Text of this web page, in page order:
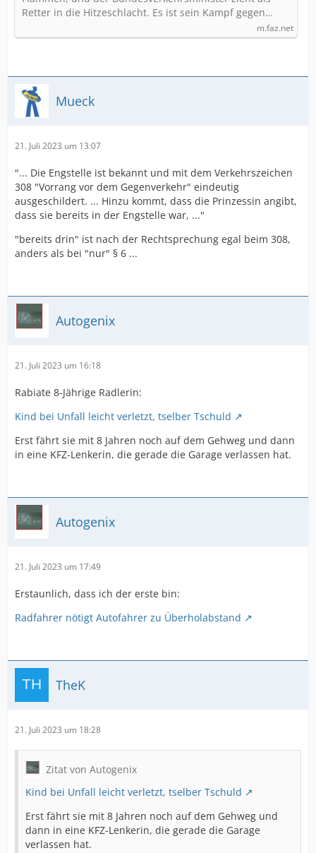
Retter in die Hitzeschlacht. Es ist sein Kampf gegen…
m.faz.net
Mueck
21. Juli 2023 um 13:07
"... Die Engstelle ist bekannt und mit dem Verkehrszeichen
308 "Vorrang vor dem Gegenverkehr" eindeutig
ausgeschildert. ... Hinzu kommt, dass die Prinzessin angibt,
dass sie bereits in der Engstelle war, ..."
"bereits drin" ist nach der Rechtsprechung egal beim 308,
anders als bei "nur" § 6 ...
Autogenix
21. Juli 2023 um 16:18
Rabiate 8-Jährige Radlerin:
Kind bei Unfall leicht verletzt, tselber Tschuld
Erst fährt sie mit 8 Jahren noch auf dem Gehweg und dann
in eine KFZ-Lenkerin, die gerade die Garage verlassen hat.
Autogenix
21. Juli 2023 um 17:49
Erstaunlich, dass ich der erste bin:
Radfahrer nötigt Autofahrer zu Überholabstand
TheK
21. Juli 2023 um 18:28
Zitat von Autogenix
Kind bei Unfall leicht verletzt, tselber Tschuld
Erst fährt sie mit 8 Jahren noch auf dem Gehweg und
dann in eine KFZ-Lenkerin, die gerade die Garage
verlassen hat.